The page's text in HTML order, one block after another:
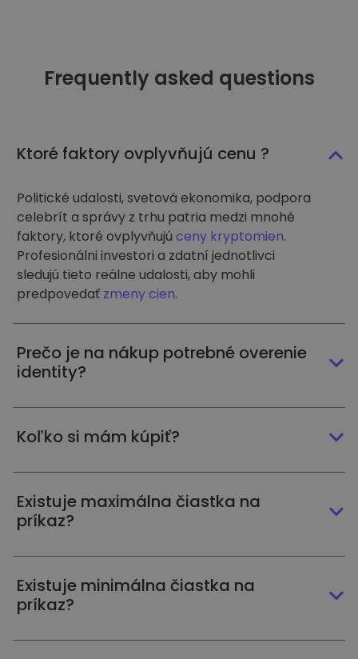
Frequently asked questions
Ktoré faktory ovplyvňujú cenu ?
Politické udalosti, svetová ekonomika, podpora
celebrít a správy z trhu patria medzi mnohé
faktory, ktoré ovplyvňujú ceny kryptomien.
Profesionálni investori a zdatní jednotlivci
sledujú tieto reálne udalosti, aby mohli
predpovedať zmeny cien.
Prečo je na nákup potrebné overenie
identity?
Koľko si mám kúpiť?
Existuje maximálna čiastka na
príkaz?
Existuje minimálna čiastka na
príkaz?